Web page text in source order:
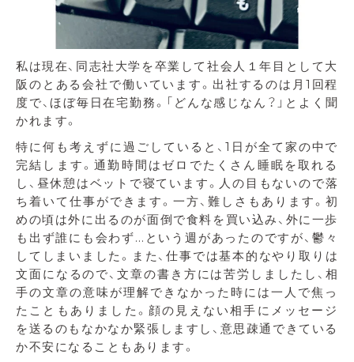
私は現在、同志社大学を卒業して社会人１年目として大
阪のとある会社で働いています。出社するのは月1回程
度で、ほぼ毎日在宅勤務。「どんな感じなん？」とよく聞
かれます。
特に何も考えずに過ごしていると、1日が全て家の中で
完結します。通勤時間はゼロでたくさん睡眠を取れる
し、昼休憩はベットで寝ています。人の目もないので落
ち着いて仕事ができます。一方、難しさもあります。初
めの頃は外に出るのが面倒で食料を買い込み、外に一歩
も出ず誰にも会わず…という週があったのですが、鬱々
してしまいました。また、仕事では基本的なやり取りは
文面になるので、文章の書き方には苦労しましたし、相
手の文章の意味が理解できなかった時には一人で焦っ
たこともありました。顔の見えない相手にメッセージ
を送るのもなかなか緊張しますし、意思疎通できている
か不安になることもあります。